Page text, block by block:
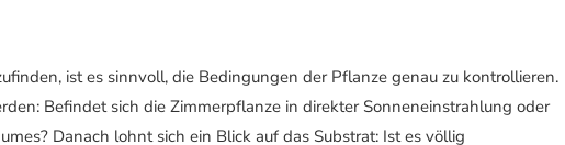
ist es sinnvoll, die Bedingungen der Pflanze genau zu kontrollieren.
Befindet sich die Zimmerpflanze in direkter Sonneneinstrahlung oder
Danach lohnt sich ein Blick auf das Substrat: Ist es völlig